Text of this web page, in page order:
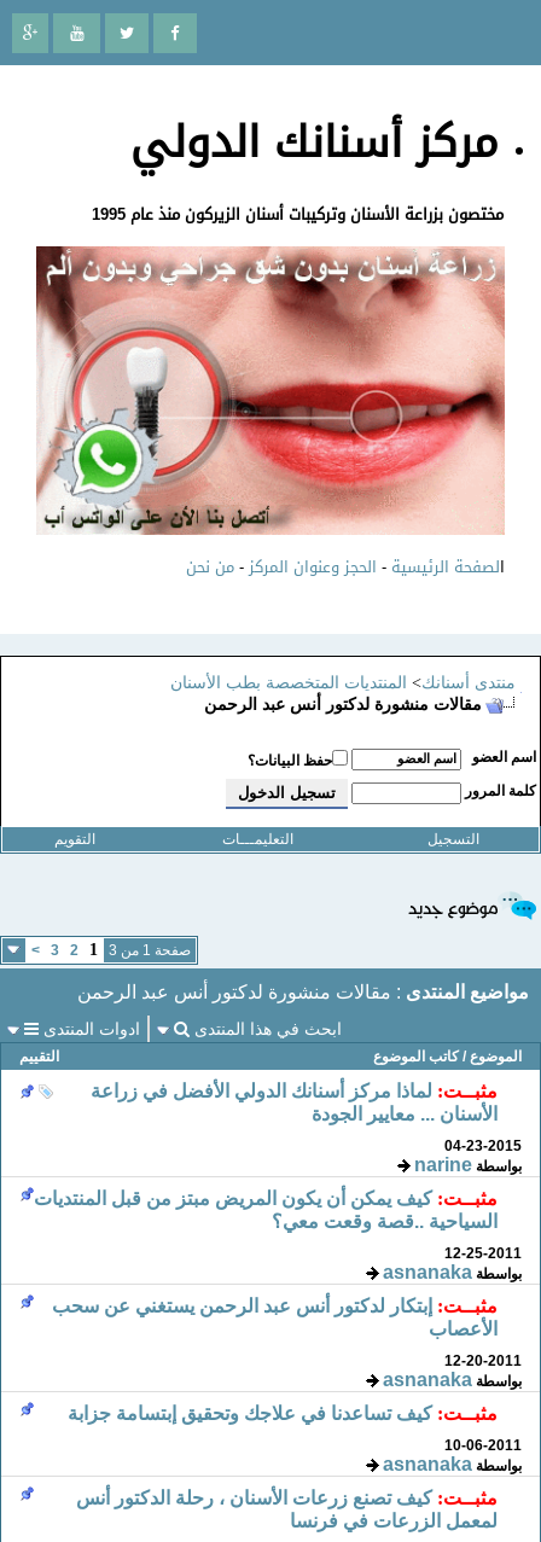
مركز أسنانك الدولي
مختصون بزراعة الأسنان وتركيبات أسنان الزيركون منذ عام 1995
لصفحة الرئيسية-الحجز وعنوان المركز-من نحن
منتدى أسنانك>المنتديات المتخصصة بطب الأسنان
مقالات منشورة لدكتور أنس عبد الرحمن
العضو
حفظ البيانات؟
المرور
التسجيل التعليمـــات التقويم
صفحة 1 من 3 2
3
>
مواضيع المنتدى: مقالات منشورة لدكتور أنس عبد الرحمن
ادوات المنتدى ابحث في هذا المنتدى
التقييم الموضوع/ كاتب الموضوع
مثبــت: لماذا مركز أسنانك الدولي الأفضل في زراعة
الأسنان ... معايير الجودة
04-23-2015
بواسطةnarine
مثبــت: كيف يمكن أن يكون المريض مبتز من قبل المنتديات
السياحية ..قصة وقعت معي؟
12-25-2011
بواسطةasnanaka
مثبــت: إبتكار لدكتور أنس عبد الرحمن يستغني عن سحب
الأعصاب
12-20-2011
بواسطةasnanaka
مثبــت: كيف تساعدنا في علاجك وتحقيق إبتسامة جزابة
10-06-2011
بواسطةasnanaka
مثبــت: كيف تصنع زرعات الأسنان ، رحلة الدكتور أنس
لمعمل الزرعات في فرنسا